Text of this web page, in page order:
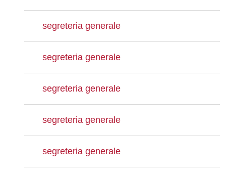
segreteria generale
segreteria generale
segreteria generale
segreteria generale
segreteria generale